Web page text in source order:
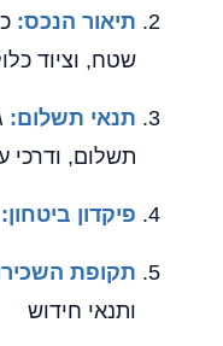
תיאור הנכס:
שטח, וציוד
תנאי תשלום:
תשלום, ודרכי
פיקדון ביטחון:
תקופת
ותנאי חידוש